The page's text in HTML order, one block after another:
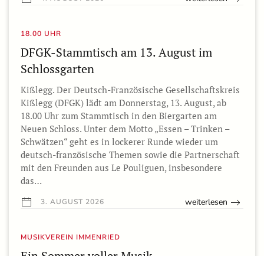
18.00 UHR
DFGK-Stammtisch am 13. August im
Schlossgarten
Kißlegg. Der Deutsch-Französische Gesellschaftskreis
Kißlegg (DFGK) lädt am Donnerstag, 13. August, ab
18.00 Uhr zum Stammtisch in den Biergarten am
Neuen Schloss. Unter dem Motto „Essen – Trinken –
Schwätzen“ geht es in lockerer Runde wieder um
deutsch-französische Themen sowie die Partnerschaft
mit den Freunden aus Le Pouliguen, insbesondere
das…
3. AUGUST 2026 weiterlesen
MUSIKVEREIN IMMENRIED